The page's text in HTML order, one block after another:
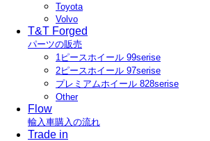
Toyota
Volvo
T&T Forged
パーツの販売
1ピースホイール 99serise
2ピースホイール 97serise
プレミアムホイール 828serise
Other
Flow
輸入車購入の流れ
Trade in